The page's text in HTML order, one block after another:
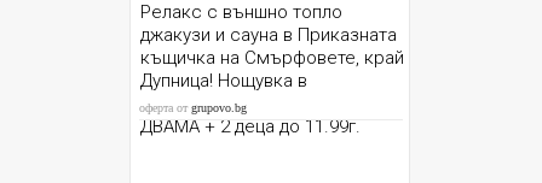
Релакс с външно топло
джакузи и сауна в Приказната
къщичка на Смърфовете, край
Дупница! Нощувка в
самостоятелна къщичка за
ДВАМА + 2 деца до 11.99г.
оферта отgrupovo.bg